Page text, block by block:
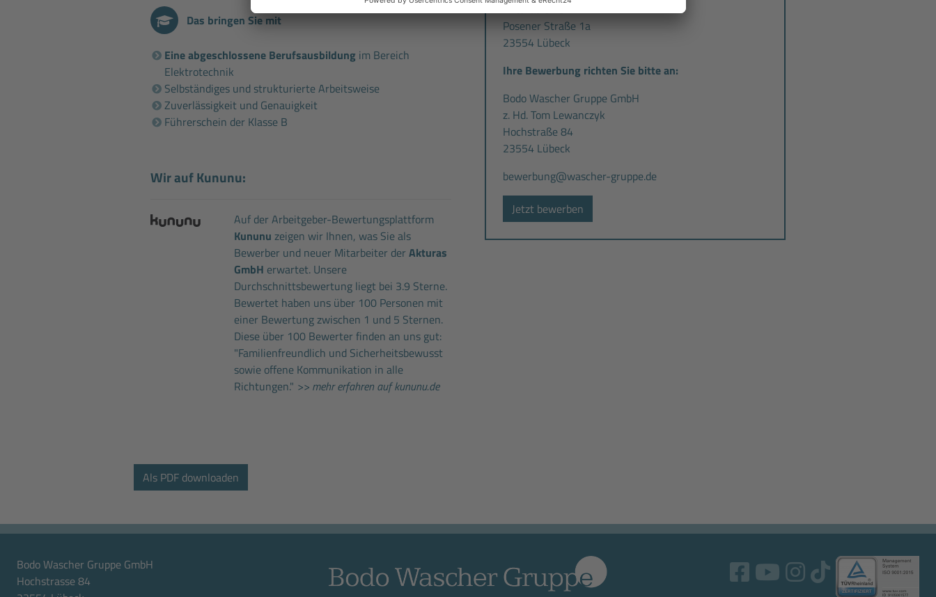
Das bringen Sie mit
Eine abgeschlossene Berufsausbildung im Bereich
Elektrotechnik
Selbständiges und strukturierte Arbeitsweise
Zuverlässigkeit und Genauigkeit
Führerschein der Klasse B
Wir auf Kununu:
Auf der Arbeitgeber-Bewertungsplattform
Kununu zeigen wir Ihnen, was Sie als
Bewerber und neuer Mitarbeiter der Akturas
GmbH erwartet. Unsere
Durchschnittsbewertung liegt bei 3.9 Sterne.
Bewertet haben uns über 100 Personen mit
einer Bewertung zwischen 1 und 5 Sternen.
Diese über 100 Bewerter finden an uns gut:
"Familienfreundlich und Sicherheitsbewusst
sowie offene Kommunikation in alle
Richtungen." >> mehr erfahren auf kununu.de
Akturas GmbH
Posener Straße 1a
23554 Lübeck
Ihre Bewerbung richten Sie bitte an:
Bodo Wascher Gruppe GmbH
z. Hd. Tom Lewanczyk
Hochstraße 84
23554 Lübeck
bewerbung@wascher-gruppe.de
Jetzt bewerben
Bodo Wascher Gruppe GmbH
Hochstrasse 84